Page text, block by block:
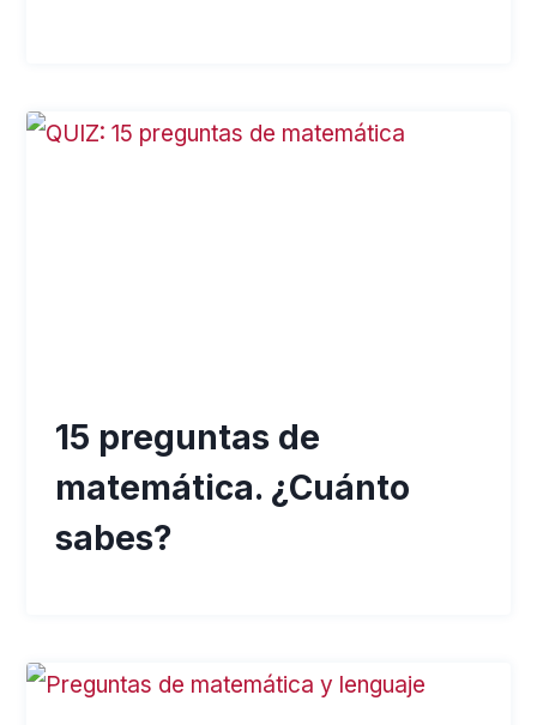
15 preguntas de
matemática. ¿Cuánto
sabes?